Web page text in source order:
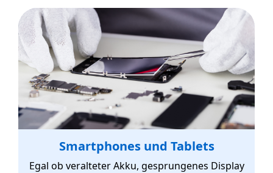
Smartphones und Tablets
Egal ob veralteter Akku, gesprungenes Display